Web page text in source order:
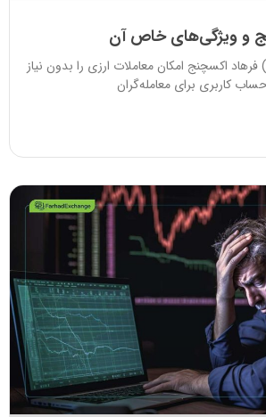
صرافی غیرمتمرکز (DEX) فرهاد اکسچنج امکان معاملات ارزی را بدون نیاز
کاربری برای معامله­‌گران